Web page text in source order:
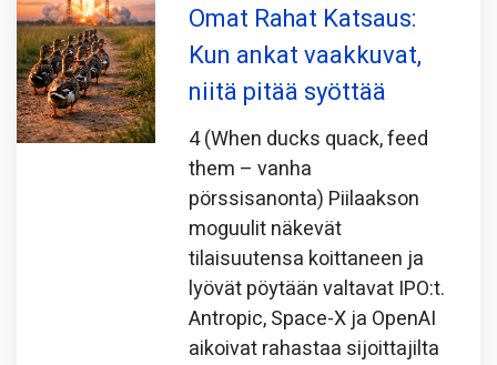
Omat Rahat Katsaus:
Kun ankat vaakkuvat,
niitä pitää syöttää
4 (When ducks quack, feed
them – vanha
pörssisanonta) Piilaakson
moguulit näkevät
tilaisuutensa koittaneen ja
lyövät pöytään valtavat IPO:t.
Antropic, Space-X ja OpenAI
aikoivat rahastaa sijoittajilta